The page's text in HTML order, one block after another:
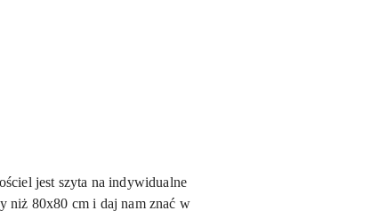
jest szyta na indywidualne
niż 80x80 cm i daj nam znać w